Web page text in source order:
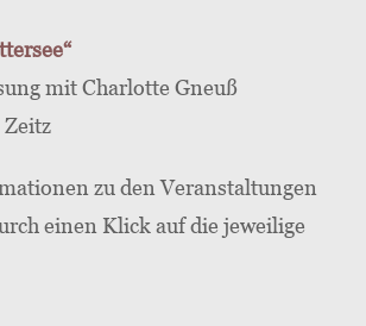
mit Charlotte Gneuß
zu den Veranstaltungen
einen Klick auf die jeweilige